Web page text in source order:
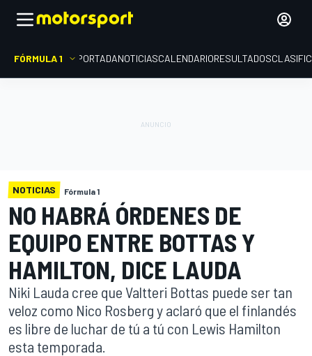
FÓRMULA 1 PORTADANOTICIASCALENDARIORESULTADOS
NOTICIAS Fórmula 1
NO HABRÁ ÓRDENES DE
EQUIPO ENTRE BOTTAS Y
HAMILTON, DICE LAUDA
Niki Lauda cree que Valtteri Bottas puede ser tan
veloz como Nico Rosberg y aclaró que el finlandés
es libre de luchar de tú a tú con Lewis Hamilton
esta temporada.